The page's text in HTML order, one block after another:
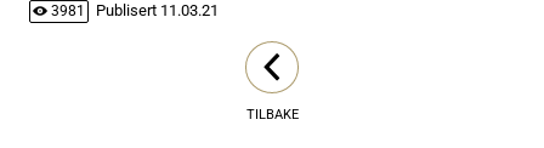
3981 Publisert 11.03.21
TILBAKE